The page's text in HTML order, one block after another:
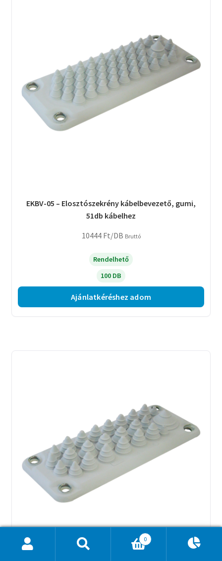
EKBV-05 – Elosztószekrény kábelbevezető, gumi,
51db kábelhez
10444 Ft/DB Bruttó
Rendelhető
100 DB
Ajánlatkéréshez adom
0
Ajánlatkosár 0